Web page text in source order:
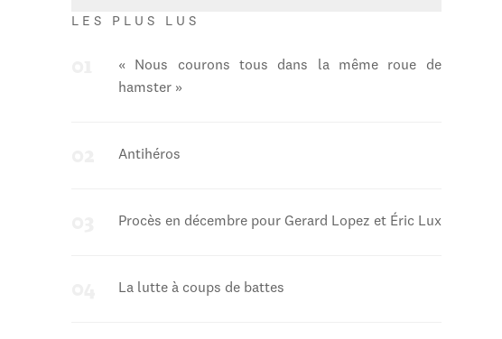
LES PLUS LUS
« Nous courons tous dans la même roue de
hamster »
Antihéros
Procès en décembre pour Gerard Lopez et Éric Lux
La lutte à coups de battes